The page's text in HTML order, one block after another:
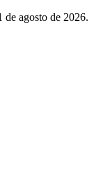
de agosto de 2026.